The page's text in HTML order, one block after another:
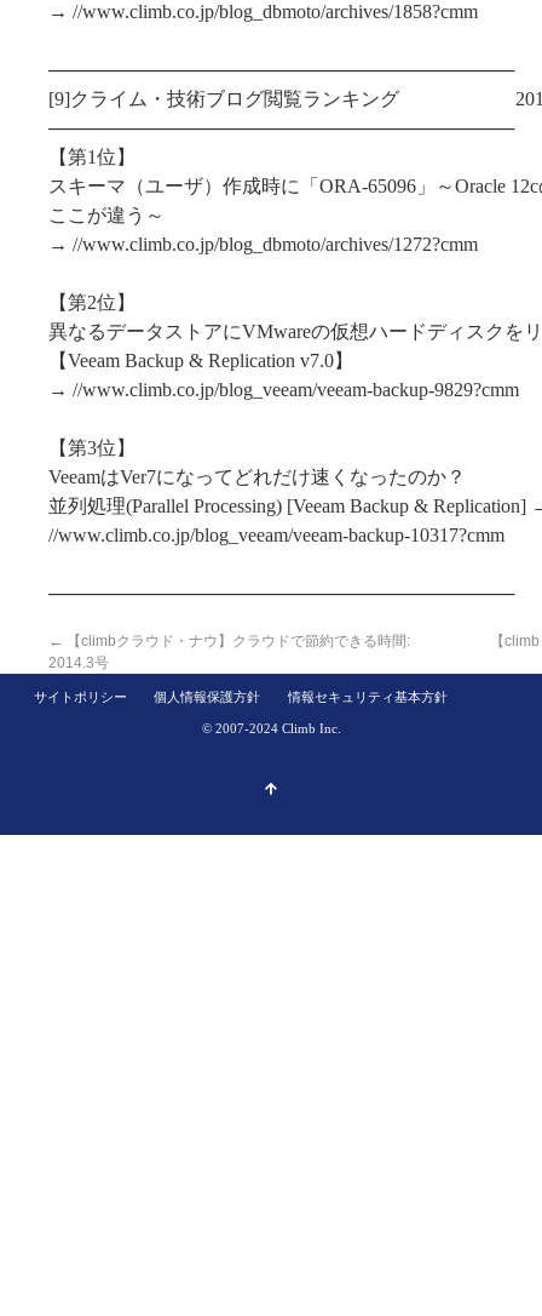
→ //www.climb.co.jp/blog_dbmoto/archives/1858?cmm
───────────────────────────────────
[9]クライム・技術ブログ閲覧ランキング 2014/
───────────────────────────────────
【第1位】
スキーマ（ユーザ）作成時に「ORA-65096」～Oracle
ここが違う～
→ //www.climb.co.jp/blog_dbmoto/archives/1272?cmm
【第2位】
異なるデータストアにVMwareの仮想ハードディスクを
【Veeam Backup & Replication v7.0】
→ //www.climb.co.jp/blog_veeam/veeam-backup-9829?cmm
【第3位】
VeeamはVer7になってどれだけ速くなったのか？
並列処理(Parallel Processing) [Veeam Backup & Replication]
//www.climb.co.jp/blog_veeam/veeam-backup-10317?cmm
───────────────────────────────────
←
【climbクラウド・ナウ】クラウドで節約できる時間:
2014.3号
【
サイトポリシー 個人情報保護方針 情報セキュリティ基本方針
© 2007-2024 Climb Inc.